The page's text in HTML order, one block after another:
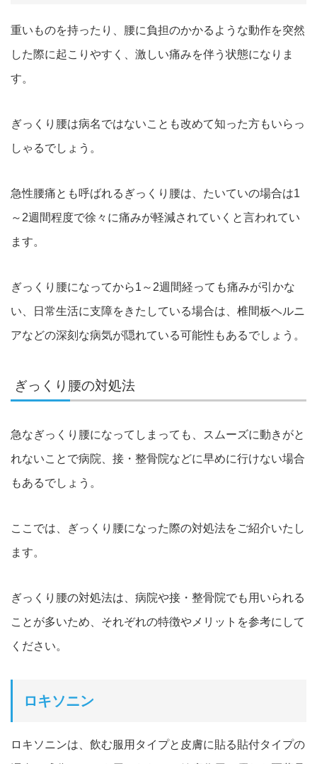
重いものを持ったり、腰に負担のかかるような動作を突然
した際に起こりやすく、激しい痛みを伴う状態になりま
す。
ぎっくり腰は病名ではないことも改めて知った方もいらっ
しゃるでしょう。
急性腰痛とも呼ばれるぎっくり腰は、たいていの場合は1
～2週間程度で徐々に痛みが軽減されていくと言われてい
ます。
ぎっくり腰になってから1～2週間経っても痛みが引かな
い、日常生活に支障をきたしている場合は、椎間板ヘルニ
アなどの深刻な病気が隠れている可能性もあるでしょう。
ぎっくり腰の対処法
急なぎっくり腰になってしまっても、スムーズに動きがと
れないこ とで病院、接・整骨院などに早めに行けない場合
もあるでしょう。
ここでは、ぎっくり腰になった際の対処法をご紹介いたし
ます。
ぎっくり腰の対処法は、病院や接・整骨院でも用いられる
ことが多いため、それぞれの特徴やメリットを参考にして
ください。
ロキソニン
ロキソニンは、飲む服用タイプと皮膚に貼る貼付タイプの